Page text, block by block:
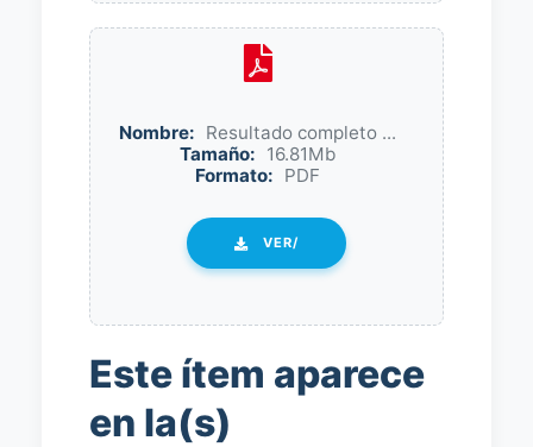
Nombre: Resultado completo ...
Tamaño: 16.81Mb
Formato: PDF
VER/
Este ítem aparece
en la(s)